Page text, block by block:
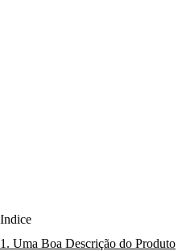
Índice
1. Uma Boa Descrição do Produto